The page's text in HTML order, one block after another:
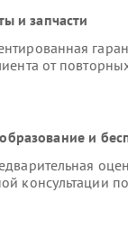
и запчасти
от
и
консультации